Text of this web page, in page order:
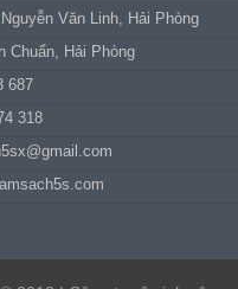
Văn Linh, Hải Phòng
Chuẩn, Hải Phòng
687
318